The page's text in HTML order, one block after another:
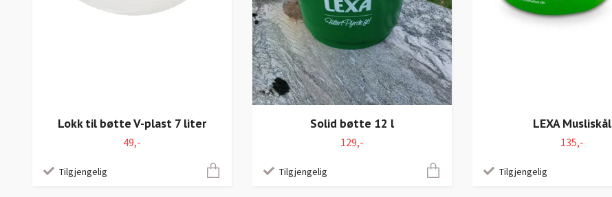
Lokk til bøtte V-plast 7 liter
49,-
Tilgjengelig
Solid bøtte 12 l
129,-
Tilgjengelig
LEXA Musliskål
135,-
Tilgjengelig